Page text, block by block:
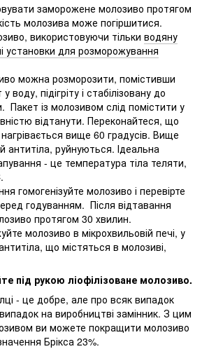
заморожене молозиво протягом
молозива може погіршитися.
використовуючи тільки водяну
установки для розморожування
можна розморозити, помістивши
підігріту і стабілізовану до
Пакет із молозивом слід помістити у
відтанути. Переконайтеся, що
вище 60 градусів. Вище
антитіла, руйнуються. Ідеальна
- це температура тіла теляти,
гомогенізуйте молозиво і перевірте
годуванням. Після відтавання
протягом 30 хвилин.
молозиво в мікрохвильовій печі, у
що містяться в молозиві,
під рукою ліофілізоване молозиво.
- це добре, але про всяк випадок
на виробництві замінник. З цим
ви можете покращити молозиво
Брікса 23%.